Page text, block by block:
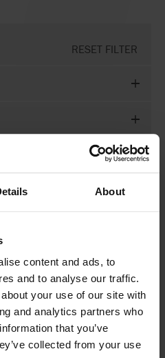
About
content and ads, to
and to analyse our traffic.
your use of our site with
and analytics partners who
that you’ve
collected from your use
RESET FILTER